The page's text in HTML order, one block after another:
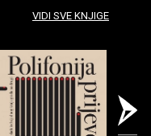
VIDI SVE KNJIGE